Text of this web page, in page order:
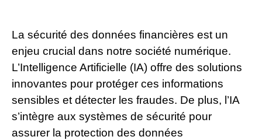
La sécurité des données financières est un
enjeu crucial dans notre société numérique.
L’Intelligence Artificielle (IA) offre des solutions
innovantes pour protéger ces informations
sensibles et détecter les fraudes. De plus, l’IA
s’intègre aux systèmes de sécurité pour
assurer la protection des données